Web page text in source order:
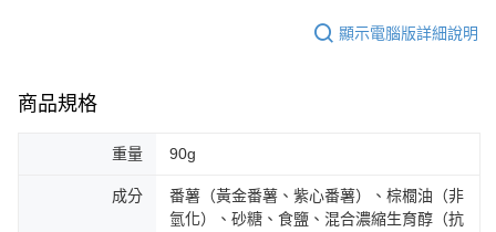
顯示電腦版詳細說明
商品規格
重量 90g
成分
番薯（黃金番薯、紫心番薯）、棕櫚油（非
氫化）、砂糖、食鹽、混合濃縮生育醇（抗